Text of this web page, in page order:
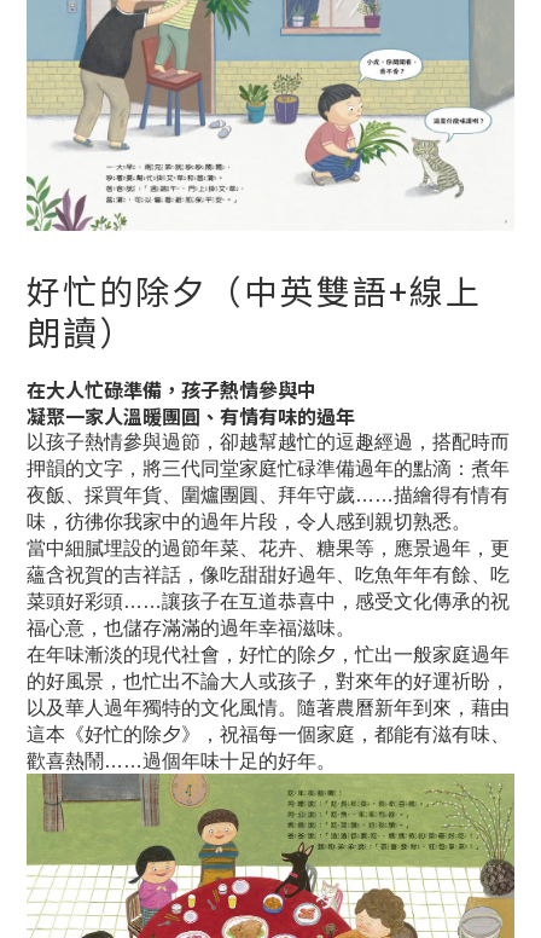
好忙的除夕（中英雙語+線上
朗讀）
在大人忙碌準備，孩子熱情參與中
凝聚一家人溫暖團圓、有情有味的過年
以孩子熱情參與過節，卻越幫越忙的逗趣經過，搭配時而
押韻的文字，將三代同堂家庭忙碌準備過年的點滴：煮年
夜飯、採買年貨、圍爐團圓、拜年守歲……描繪得有情有
味，彷彿你我家中的過年片段，令人感到親切熟悉。
當中細膩埋設的過節年菜、花卉、糖果等，應景過年，更
蘊含祝賀的吉祥話，像吃甜甜好過年、吃魚年年有餘、吃
菜頭好彩頭……讓孩子在互道恭喜中，感受文化傳承的祝
福心意，也儲存滿滿的過年幸福滋味。
在年味漸淡的現代社會，好忙的除夕，忙出一般家庭過年
的好風景，也忙出不論大人或孩子，對來年的好運祈盼，
以及華人過年獨特的文化風情。隨著農曆新年到來，藉由
這本《好忙的除夕》，祝福每一個家庭，都能有滋有味、
歡喜熱鬧……過個年味十足的好年。